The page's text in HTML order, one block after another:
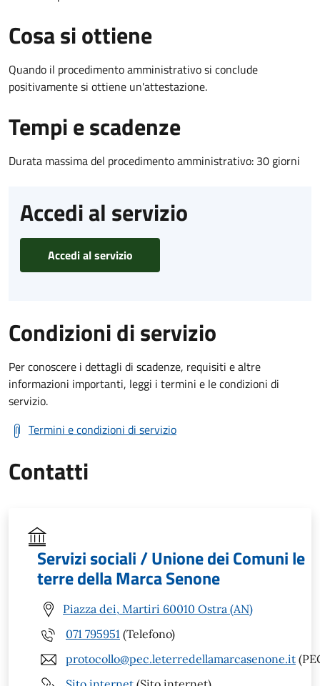
Cosa si ottiene
Quando il procedimento amministrativo si conclude
positivamente si ottiene un'attestazione.
Tempi e scadenze
Durata massima del procedimento amministrativo: 30 giorni
Accedi al servizio
Accedi al servizio
Condizioni di servizio
Per conoscere i dettagli di scadenze, requisiti e altre
informazioni importanti, leggi i termini e le condizioni di
servizio.
Termini e condizioni di servizio
Contatti
Servizi sociali / Unione dei Comuni le
terre della Marca Senone
Piazza dei, Martiri 60010 Ostra (AN)
071 795951 (Telefono)
protocollo@pec.leterredellamarcasenone.it